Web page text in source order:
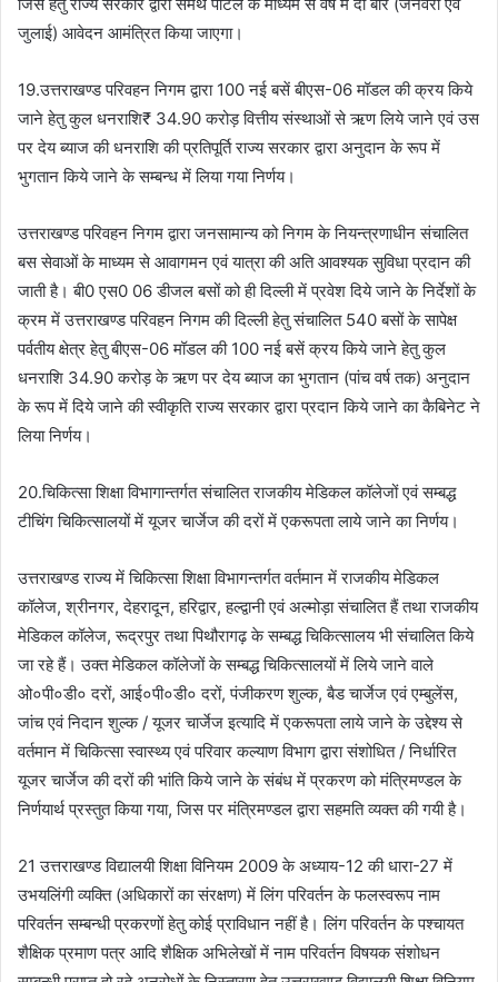
जुलाई) आवेदन आमंत्रित किया जाएगा।
19.उत्तराखण्ड परिवहन निगम द्वारा 100 नई बसें बीएस-06 मॉडल की क्रय किये
जाने हेतु कुल धनराशि₹ 34.90 करोड़ वित्तीय संस्थाओं से ऋण लिये जाने एवं उस
पर देय ब्याज की धनराशि की प्रतिपूर्ति राज्य सरकार द्वारा अनुदान के रूप में
भुगतान किये जाने के सम्बन्ध में लिया गया निर्णय।
उत्तराखण्ड परिवहन निगम द्वारा जनसामान्य को निगम के नियन्त्रणाधीन संचालित
बस सेवाओं के माध्यम से आवागमन एवं यात्रा की अति आवश्यक सुविधा प्रदान की
जाती है। बी0 एस0 06 डीजल बसों को ही दिल्ली में प्रवेश दिये जाने के निर्देशों के
क्रम में उत्तराखण्ड परिवहन निगम की दिल्ली हेतु संचालित 540 बसों के सापेक्ष
पर्वतीय क्षेत्र हेतु बीएस-06 मॉडल की 100 नई बसें क्रय किये जाने हेतु कुल
धनराशि 34.90 करोड़ के ऋण पर देय ब्याज का भुगतान (पांच वर्ष तक) अनुदान
के रूप में दिये जाने की स्वीकृति राज्य सरकार द्वारा प्रदान किये जाने का कैबिनेट ने
लिया निर्णय।
20.चिकित्सा शिक्षा विभागान्तर्गत संचालित राजकीय मेडिकल कॉलेजों एवं सम्बद्ध
टीचिंग चिकित्सालयों में यूजर चार्जेज की दरों में एकरूपता लाये जाने का निर्णय।
उत्तराखण्ड राज्य में चिकित्सा शिक्षा विभागन्तर्गत वर्तमान में राजकीय मेडिकल
कॉलेज, श्रीनगर, देहरादून, हरिद्वार, हल्द्वानी एवं अल्मोड़ा संचालित हैं तथा राजकीय
मेडिकल कॉलेज, रूद्रपुर तथा पिथौरागढ़ के सम्बद्ध चिकित्सालय भी संचालित किये
जा रहे हैं। उक्त मेडिकल कॉलेजों के सम्बद्ध चिकित्सालयों में लिये जाने वाले
ओ०पी०डी० दरों, आई०पी०डी० दरों, पंजीकरण शुल्क, बैड चार्जेज एवं एम्बुलेंस,
जांच एवं निदान शुल्क / यूजर चार्जेज इत्यादि में एकरूपता लाये जाने के उद्देश्य से
वर्तमान में चिकित्सा स्वास्थ्य एवं परिवार कल्याण विभाग द्वारा संशोधित / निर्धारित
यूजर चार्जेज की दरों की भांति किये जाने के संबंध में प्रकरण को मंत्रिमण्डल के
निर्णयार्थ प्रस्तुत किया गया, जिस पर मंत्रिमण्डल द्वारा सहमति व्यक्त की गयी है।
21 उत्तराखण्ड विद्यालयी शिक्षा विनियम 2009 के अध्याय-12 की धारा-27 में
उभयलिंगी व्यक्ति (अधिकारों का संरक्षण) में लिंग परिवर्तन के फलस्वरूप नाम
परिवर्तन सम्बन्धी प्रकरणों हेतु कोई प्राविधान नहीं है। लिंग परिवर्तन के पश्चायत
शैक्षिक प्रमाण पत्र आदि शैक्षिक अभिलेखों में नाम परिवर्तन विषयक संशोधन